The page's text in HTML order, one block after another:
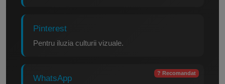
Pinterest
Pentru iluzia culturii vizuale.
WhatsApp
? Recomandat